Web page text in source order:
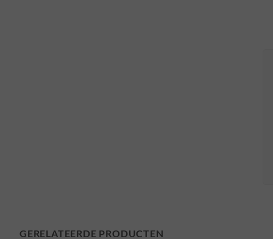
GERELATEERDE PRODUCTEN